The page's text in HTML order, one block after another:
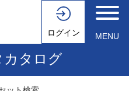
ログイン MENU
カタログ